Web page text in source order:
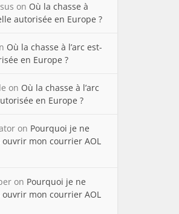
on Où la chasse à
autorisée en Europe ?
Où la chasse à l’arc est-
en Europe ?
on Où la chasse à l’arc
en Europe ?
on Pourquoi je ne
ouvrir mon courrier AOL
on Pourquoi je ne
ouvrir mon courrier AOL